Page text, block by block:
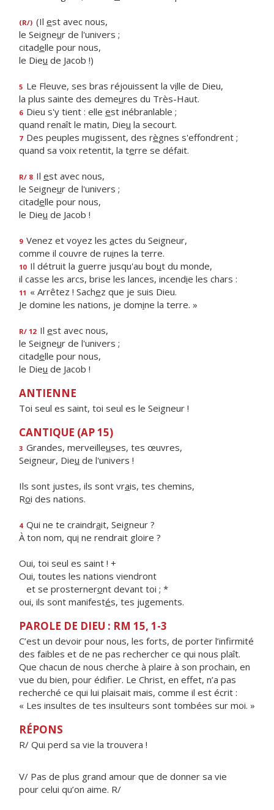
(R/) (Il est avec nous,
le Seigneur de l'univers ;
citadelle pour nous,
le Dieu de Jacob !)
5 Le Fleuve, ses bras réjouissent la ville de Dieu,
la plus sainte des demeures du Très-Haut.
6 Dieu s'y tient : elle est inébranlable ;
quand renaît le matin, Dieu la secourt.
7 Des peuples mugissent, des règnes s'effondrent ;
quand sa voix retentit, la terre se défait.
R/ 8 Il est avec nous,
le Seigneur de l'univers ;
citadelle pour nous,
le Dieu de Jacob !
9 Venez et voyez les actes du Seigneur,
comme il couvre de ruines la terre.
10 Il détruit la guerre jusqu'au bout du monde,
il casse les arcs, brise les lances, incendie les chars :
11 « Arrêtez ! Sachez que je suis Dieu.
Je domine les nations, je domine la terre. »
R/ 12 Il est avec nous,
le Seigneur de l'univers ;
citadelle pour nous,
le Dieu de Jacob !
ANTIENNE
Toi seul es saint, toi seul es le Seigneur !
CANTIQUE (AP 15)
3 Grandes, merveilleuses, tes œuvres,
Seigneur, Dieu de l'univers !
Ils sont justes, ils sont vrais, tes chemins,
Roi des nations.
4 Qui ne te craindrait, Seigneur ?
À ton nom, qui ne rendrait gloire ?
Oui, toi seul es saint ! +
Oui, toutes les nations viendront
et se prosterneront devant toi ; *
oui, ils sont manifestés, tes jugements.
PAROLE DE DIEU : RM 15, 1-3
C’est un devoir pour nous, les forts, de porter l’infirmité
des faibles et de ne pas rechercher ce qui nous plaît.
Que chacun de nous cherche à plaire à son prochain, en
vue du bien, pour édifier. Le Christ, en effet, n’a pas
recherché ce qui lui plaisait mais, comme il est écrit :
« Les insultes de tes insulteurs sont tombées sur moi. »
RÉPONS
R/ Qui perd sa vie la trouvera !
V/ Pas de plus grand amour que de donner sa vie
pour celui qu’on aime. R/